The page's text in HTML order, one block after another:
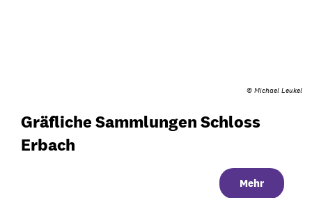
© Michael Leukel
Gräfliche Sammlungen Schloss
Erbach
Mehr